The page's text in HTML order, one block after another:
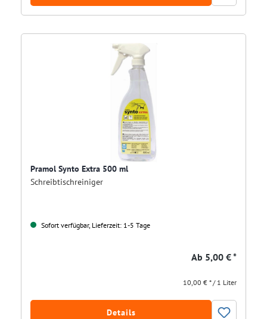
Pramol Synto Extra 500 ml
Schreibtischreiniger
Sofort verfügbar, Lieferzeit: 1-5 Tage
Ab 5,00 € *
10,00 € * / 1 Liter
Details